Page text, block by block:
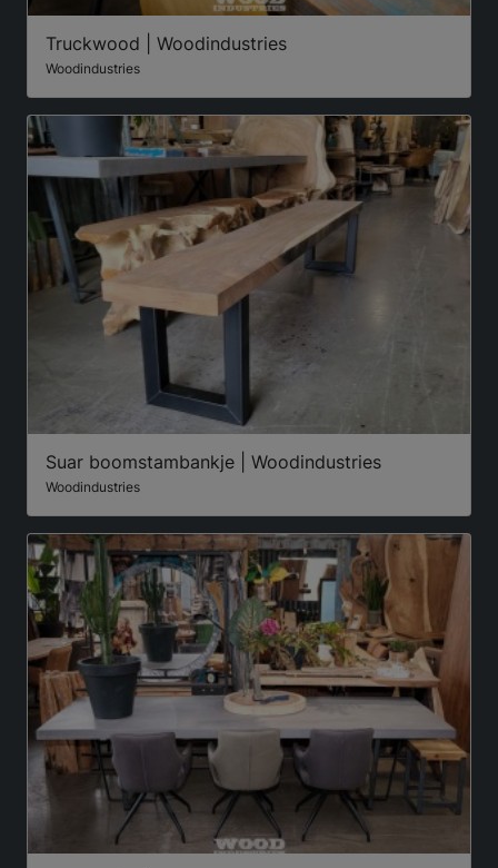
Truckwood | Woodindustries
Woodindustries
Suar boomstambankje | Woodindustries
Woodindustries